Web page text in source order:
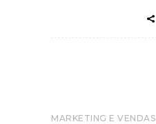
MARKETING E VENDAS